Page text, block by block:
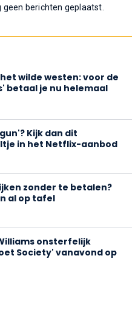
berichten geplaatst.
wilde westen: voor de
betaal je nu helemaal
Kijk dan dit
in het Netflix-aanbod
zonder te betalen?
al op tafel
onsterfelijk
Society' vanavond op